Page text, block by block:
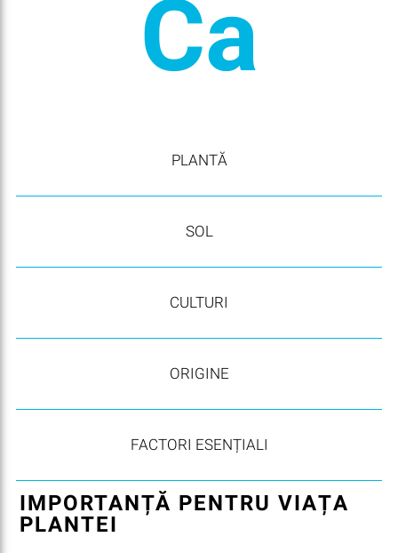
Ca
PLANTĂ
SOL
CULTURI
ORIGINE
FACTORI ESENȚIALI
IMPORTANȚĂ PENTRU VIAȚA
PLANTEI